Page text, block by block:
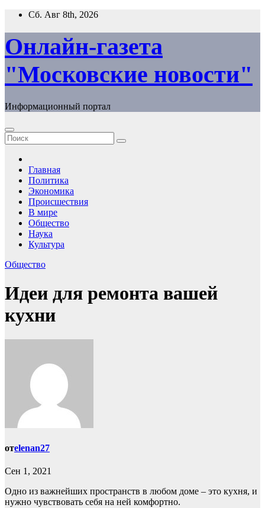
Перейти
содержимому
Сб. Авг 8th, 2026
Онлайн-газета
"Московские новости"
Информационный портал
Главная
Политика
Экономика
Происшествия
В мире
Общество
Наука
Культура
Общество
Идеи для ремонта вашей
кухни
отelenan27
Сен 1, 2021
Одно из важнейших пространств в любом доме – это кухня, и
нужно чувствовать себя на ней комфортно.